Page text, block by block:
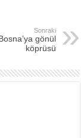
Sonraki
gönül
köprüsü